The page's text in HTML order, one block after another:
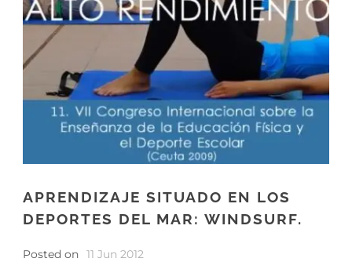
APRENDIZAJE SITUADO EN LOS
DEPORTES DEL MAR: WINDSURF.
Posted on 11 Jun 2012